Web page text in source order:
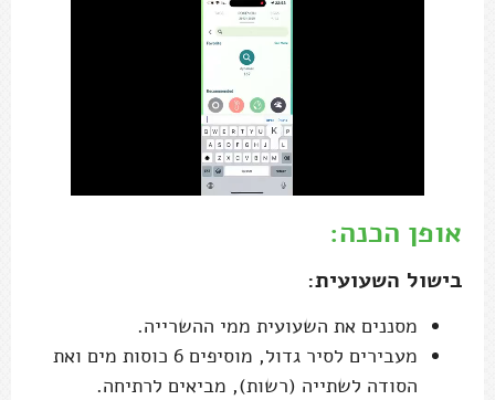
אופן הכנה:
בישול השעועית:
מסננים את השעועית ממי ההשרייה.
מעבירים לסיר גדול, מוסיפים 6 כוסות מים ואת
הסודה לשתייה (רשות), מביאים לרתיחה.